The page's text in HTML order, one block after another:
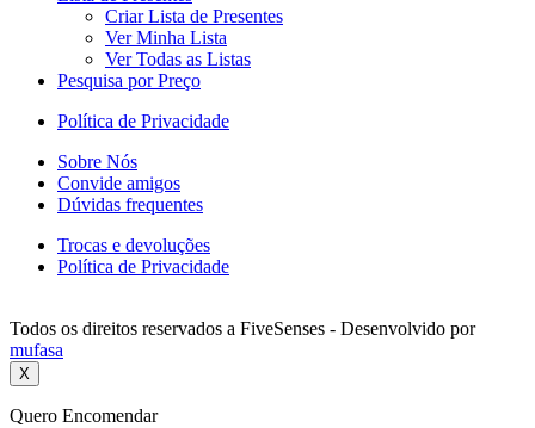
Criar Lista de Presentes
Ver Minha Lista
Ver Todas as Listas
Pesquisa por Preço
Política de Privacidade
Sobre Nós
Convide amigos
Dúvidas frequentes
Trocas e devoluções
Política de Privacidade
Todos os direitos reservados a FiveSenses - Desenvolvido por
mufasa
X
Quero Encomendar